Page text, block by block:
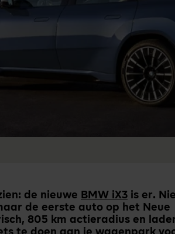
de nieuwe BMW iX3 is er.
de eerste auto op het Neue
805 km actieradius en